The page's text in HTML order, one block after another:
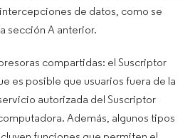
de datos, como se
sección A anterior.
compartidas: el Suscriptor
es posible que usuarios fuera de la
autorizada del Suscriptor
Además, algunos tipos